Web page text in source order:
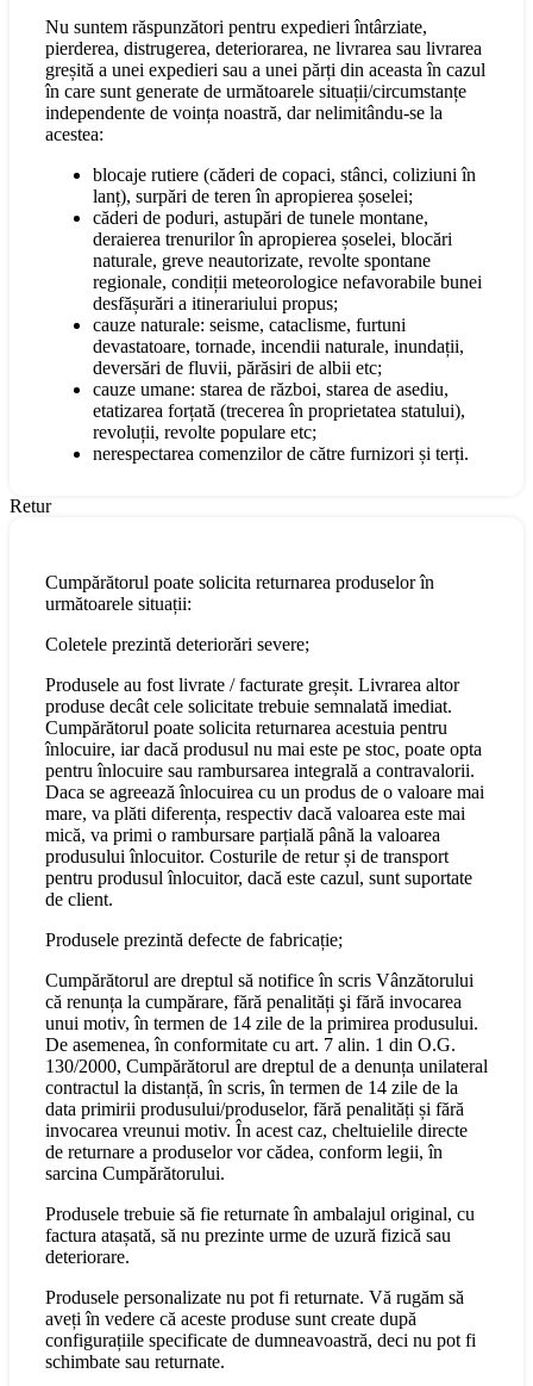
Nu suntem răspunzători pentru expedieri întârziate,
pierderea, distrugerea, deteriorarea, ne livrarea sau livrarea
greșită a unei expedieri sau a unei părți din aceasta în cazul
în care sunt generate de următoarele situații/circumstanțe
independente de voința noastră, dar nelimitându-se la
acestea:
blocaje rutiere (căderi de copaci, stânci, coliziuni în
lanț), surpări de teren în apropierea șoselei;
căderi de poduri, astupări de tunele montane,
deraierea trenurilor în apropierea șoselei, blocări
naturale, greve neautorizate, revolte spontane
regionale, condiții meteorologice nefavorabile bunei
desfășurări a itinerariului propus;
cauze naturale: seisme, cataclisme, furtuni
devastatoare, tornade, incendii naturale, inundații,
deversări de fluvii, părăsiri de albii etc;
cauze umane: starea de război, starea de asediu,
etatizarea forțată (trecerea în proprietatea statului),
revoluții, revolte populare etc;
nerespectarea comenzilor de către furnizori și terți.
Retur
Cumpărătorul poate solicita returnarea produselor în
următoarele situații:
Coletele prezintă deteriorări severe;
Produsele au fost livrate / facturate greșit. Livrarea altor
produse decât cele solicitate trebuie semnalată imediat.
Cumpărătorul poate solicita returnarea acestuia pentru
înlocuire, iar dacă produsul nu mai este pe stoc, poate opta
pentru înlocuire sau rambursarea integrală a contravalorii.
Daca se agreează înlocuirea cu un produs de o valoare mai
mare, va plăti diferența, respectiv dacă valoarea este mai
mică, va primi o rambursare parțială până la valoarea
produsului înlocuitor. Costurile de retur și de transport
pentru produsul înlocuitor, dacă este cazul, sunt suportate
de client.
Produsele prezintă defecte de fabricație;
Cumpărătorul are dreptul să notifice în scris Vânzătorului
că renunța la cumpărare, fără penalități şi fără invocarea
unui motiv, în termen de 14 zile de la primirea produsului.
De asemenea, în conformitate cu art. 7 alin. 1 din O.G.
130/2000, Cumpărătorul are dreptul de a denunța unilateral
contractul la distanță, în scris, în termen de 14 zile de la
data primirii produsului/produselor, fără penalități și fără
invocarea vreunui motiv. În acest caz, cheltuielile directe
de returnare a produselor vor cădea, conform legii, în
sarcina Cumpărătorului.
Produsele trebuie să fie returnate în ambalajul original, cu
factura atașată, să nu prezinte urme de uzură fizică sau
deteriorare.
Produsele personalizate nu pot fi returnate. Vă rugăm să
aveți în vedere că aceste produse sunt create după
configurațiile specificate de dumneavoastră, deci nu pot fi
schimbate sau returnate.